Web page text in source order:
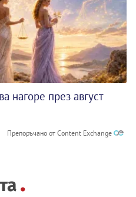
нагоре през август
Препоръчано от Content Exchange